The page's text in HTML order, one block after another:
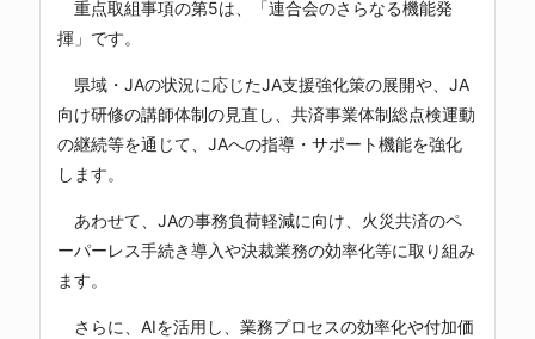
重点取組事項の第5は、「連合会のさらなる機能発
揮」です。
県域・JAの状況に応じたJA支援強化策の展開や、JA
向け研修の講師体制の見直し、共済事業体制総点検運動
の継続等を通じて、JAへの指導・サポート機能を強化
します。
あわせて、JAの事務負荷軽減に向け、火災共済のペ
ーパーレス手続き導入や決裁業務の効率化等に取り組み
ます。
さらに、AIを活用し、業務プロセスの効率化や付加価